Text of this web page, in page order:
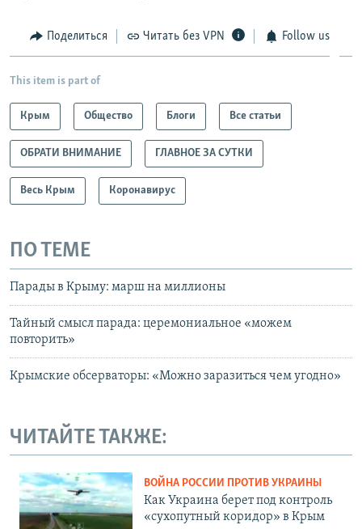
Поделиться Читать без VPN Follow us
This item is part of
Крым Общество Блоги Все статьи
ОБРАТИ ВНИМАНИЕ ГЛАВНОЕ ЗА СУТКИ
Весь Крым Коронавирус
ПО ТЕМЕ
Парады в Крыму: марш на миллионы
Тайный смысл парада: церемониальное «можем
повторить»
Крымские обсерваторы: «Можно заразиться чем угодно»
ЧИТАЙТЕ ТАКЖЕ:
ВОЙНА РОССИИ ПРОТИВ УКРАИНЫ
Как Украина берет под контроль
«сухопутный коридор» в Крым